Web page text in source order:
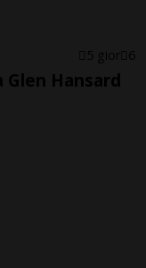
5 gior 6
Hansard